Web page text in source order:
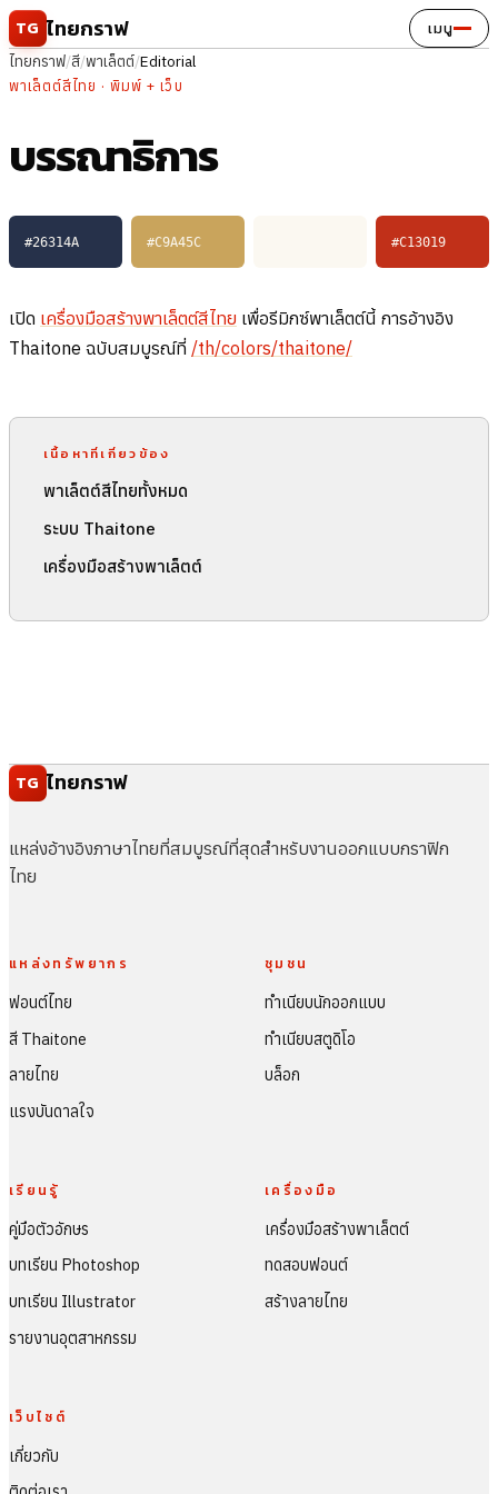
ข้ามไปยังเนื้อหา
TG ไทยกราฟ เมนู
ไทยกราฟ/สี/พาเล็ตต์/Editorial
พาเล็ตต์สีไทย · พิมพ์ + เว็บ
บรรณาธิการ
#26314A #C9A45C #C13019
เปิด เครื่องมือสร้างพาเล็ตต์สีไทย เพื่อรีมิกซ์พาเล็ตต์นี้ การอ้างอิง
Thaitone ฉบับสมบูรณ์ที่ /th/colors/thaitone/
เนื้อหาที่เกี่ยวข้อง
พาเล็ตต์สีไทยทั้งหมด
ระบบ Thaitone
เครื่องมือสร้างพาเล็ตต์
TG ไทยกราฟ
แหล่งอ้างอิงภาษาไทยที่สมบูรณ์ที่สุดสำหรับงานออกแบบกราฟิก
ไทย
แหล่งทรัพยากร
ฟอนต์ไทย
สี Thaitone
ลายไทย
แรงบันดาลใจ
ชุมชน
ทำเนียบนักออกแบบ
ทำเนียบสตูดิโอ
บล็อก
เรียนรู้
คู่มือตัวอักษร
บทเรียน Photoshop
บทเรียน Illustrator
รายงานอุตสาหกรรม
เครื่องมือ
เครื่องมือสร้างพาเล็ตต์
ทดสอบฟอนต์
สร้างลายไทย
เว็บไซต์
เกี่ยวกับ